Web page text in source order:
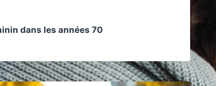
dans les années 70